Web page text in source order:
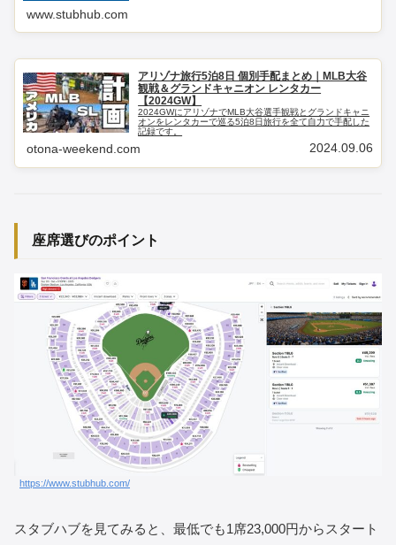
www.stubhub.com
アリゾナ旅行5泊8日 個別手配まとめ｜MLB大谷
観戦＆グランドキャニオン レンタカー
【2024GW】
2024GWにアリゾナでMLB大谷選手観戦とグランドキャニ
オンをレンタカーで巡る5泊8日旅行を全て自力で手配した
記録です。
otona-weekend.com 2024.09.06
座席選びのポイント
https://www.stubhub.com/
スタブハブを見てみると、最低でも1席23,000円からスタート